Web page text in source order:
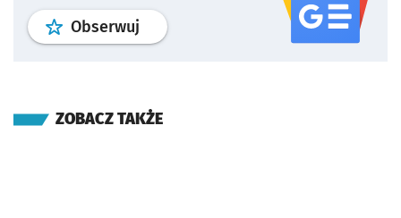
Obserwuj profil serwisu
ZOBACZ TAKŻE